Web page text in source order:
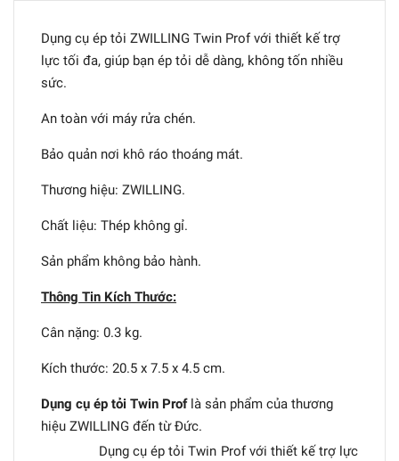
Dụng cụ ép tỏi ZWILLING Twin Prof với thiết kế trợ
lực tối đa, giúp bạn ép tỏi dễ dàng, không tốn nhiều
sức.
An toàn với máy rửa chén.
Bảo quản nơi khô ráo thoáng mát.
Thương hiệu: ZWILLING.
Chất liệu: Thép không gỉ.
Sản phẩm không bảo hành.
Thông Tin Kích Thước:
Cân nặng: 0.3 kg.
Kích thước: 20.5 x 7.5 x 4.5 cm.
Dụng cụ ép tỏi Twin Proflà sản phẩm của thương
hiệu ZWILLING đến từ Đức.
Dụng cụ ép tỏi Twin Prof với thiết kế trợ lực